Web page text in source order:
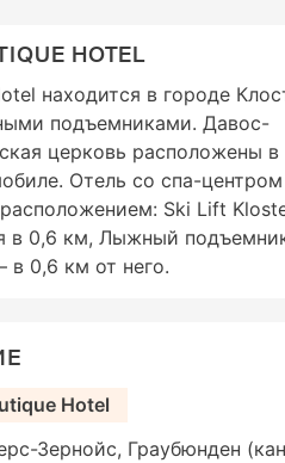
HOTEL
находится в городе
подъемниками. Давос-
церковь расположены в
Отель со спа-
Ski Lift
в 0,6 км, Лыжный
0,6 км от него.
Hotel
Зернойс, Граубюнден